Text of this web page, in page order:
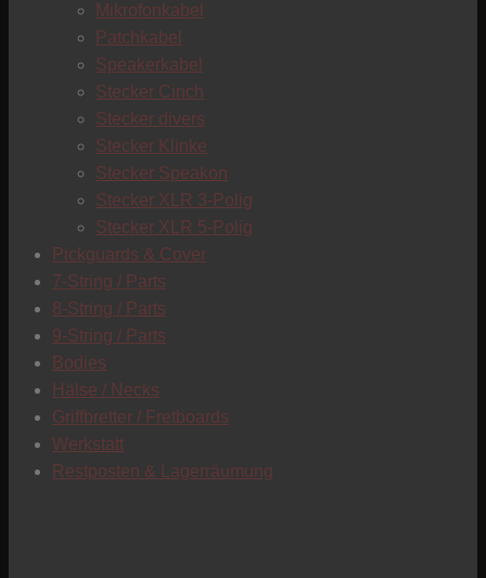
Mikrofonkabel
Patchkabel
Speakerkabel
Stecker Cinch
Stecker divers
Stecker Klinke
Stecker Speakon
Stecker XLR 3-Polig
Stecker XLR 5-Polig
Pickguards & Cover
7-String / Parts
8-String / Parts
9-String / Parts
Bodies
Hälse / Necks
Griffbretter / Fretboards
Werkstatt
Restposten & Lagerräumung